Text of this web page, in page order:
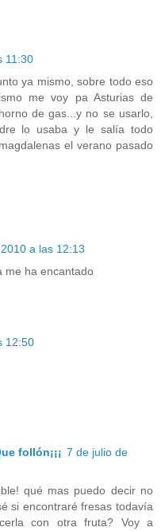
11:30
ya mismo, sobre todo eso
me voy pa Asturias de
de gas...y no se usarlo,
lo usaba y le salía todo
el verano pasado
a las 12:13
me ha encantado
12:50
follón¡¡¡ 7 de julio de
qué mas puedo decir no
si encontraré fresas todavía
con otra fruta? Voy a